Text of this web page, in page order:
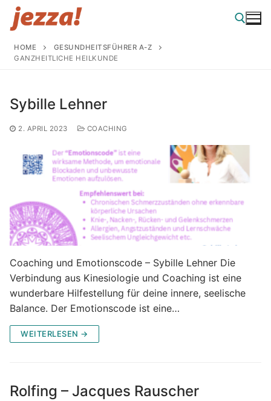
Zum
Inhalt
HOME
GESUNDHEITSFÜHRER A-Z
GANZHEITLICHE HEILKUNDE
Sybille Lehner
2. APRIL 2023 COACHING
Coaching und Emotionscode – Sybille Lehner Die
Verbindung aus Kinesiologie und Coaching ist eine
wunderbare Hilfestellung für deine innere, seelische
Balance. Der Emotionscode ist eine…
WEITERLESEN →
Rolfing – Jacques Rauscher